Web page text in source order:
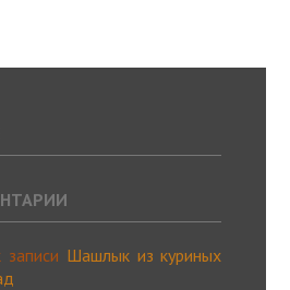
Шашлык из куриных